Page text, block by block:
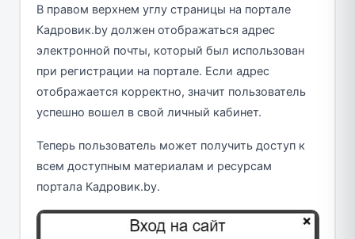
В правом верхнем углу страницы на портале
Кадровик.by должен отображаться адрес
электронной почты, который был использован
при регистрации на портале. Если адрес
отображается корректно, значит пользователь
успешно вошел в свой личный кабинет.
Теперь пользователь может получить доступ к
всем доступным материалам и ресурсам
портала Кадровик.by.